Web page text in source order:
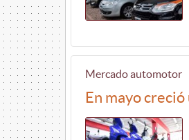
Mercado automotor
En mayo